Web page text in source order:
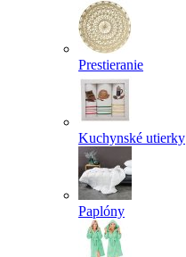
Prestieranie
Kuchynské utierky
Paplóny